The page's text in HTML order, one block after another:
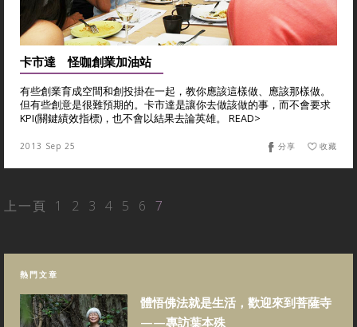
卡市達 怪咖創業加油站
有些創業育成空間和創投掛在一起，教你應該這樣做、應該那樣做。
但有些創意是很難預期的。卡市達是讓你去做該做的事，而不會要求
KPI(關鍵績效指標)，也不會以結果去論英雄。 READ>
2013 Sep 25 收藏
分享
上一頁 1 2 3 4 5 6 7
熱門文章
體悟佛法就是生活，歡迎來到菩薩寺
——專訪葉本殊